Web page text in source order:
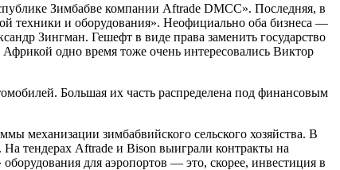
Зимбабве компании Aftrade DMCC». Последняя, в
техники и оборудования». Неофициально оба бизнеса —
Зингман. Гешефт в виде права заменить государство
одно время тоже очень интересовались Виктор
Большая их часть распределена под финансовым
механизации зимбабвийского сельского хозяйства. В
тендерах Aftrade и Bison выиграли контракты на
для аэропортов — это, скорее, инвестиция в